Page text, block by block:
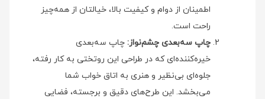
اطمینان از دوام و کیفیت بالا، خیالتان از همه‌چیز
راحت است.
چاپ سه‌بعدی چشم‌نواز: چاپ سه‌بعدی
خیره‌کننده‌ای که در طراحی این روتختی به کار رفته،
جلوه‌ای بی‌نظیر و هنری به اتاق خواب شما
می‌بخشد. این طرح‌های دقیق و برجسته، فضایی